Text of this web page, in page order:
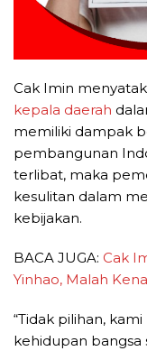
Cak Imin
kepala daerah
memiliki dampak
pembangunan
terlibat, maka
kesulitan dalam
kebijakan.
BACA JUGA: Cak
Yinhao, Malah
“Tidak pilihan,
kehidupan